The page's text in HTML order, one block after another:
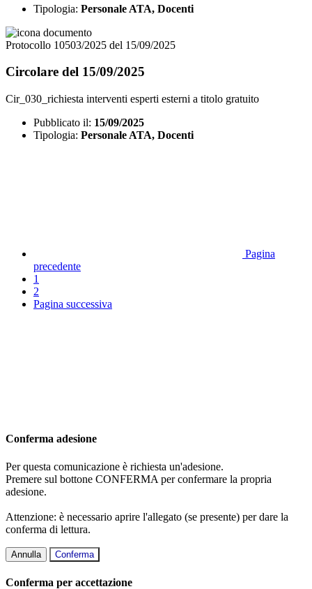
Tipologia: Personale ATA, Docenti
Protocollo 10503/2025 del 15/09/2025
Circolare del 15/09/2025
Cir_030_richiesta interventi esperti esterni a titolo gratuito
Pubblicato il: 15/09/2025
Tipologia: Personale ATA, Docenti
Pagina
precedente
1
2
Pagina successiva
Conferma adesione
Per questa comunicazione è richiesta un'adesione.
Premere sul bottone CONFERMA per confermare la propria
adesione.
Attenzione: è necessario aprire l'allegato (se presente) per dare la
conferma di lettura.
Annulla Conferma
Conferma per accettazione